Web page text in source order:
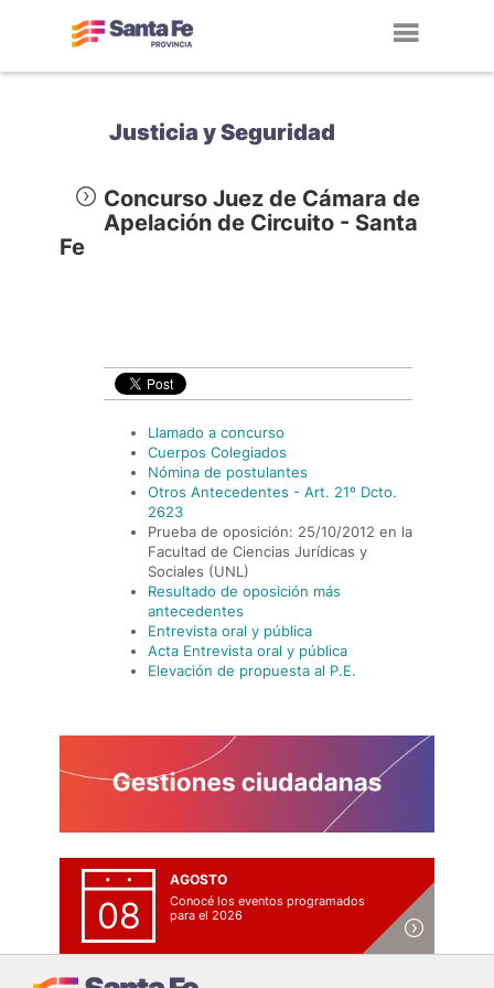
Justicia y Seguridad
Concurso Juez de Cámara de
Apelación de Circuito - Santa
Fe
Llamado a concurso
Cuerpos Colegiados
Nómina de postulantes
Otros Antecedentes - Art. 21º Dcto.
2623
Prueba de oposición: 25/10/2012 en la
Facultad de Ciencias Jurídicas y
Sociales (UNL)
Resultado de oposición más
antecedentes
Entrevista oral y pública
Acta Entrevista oral y pública
Elevación de propuesta al P.E.
08
AGOSTO
Conocé los eventos programados
para el 2026